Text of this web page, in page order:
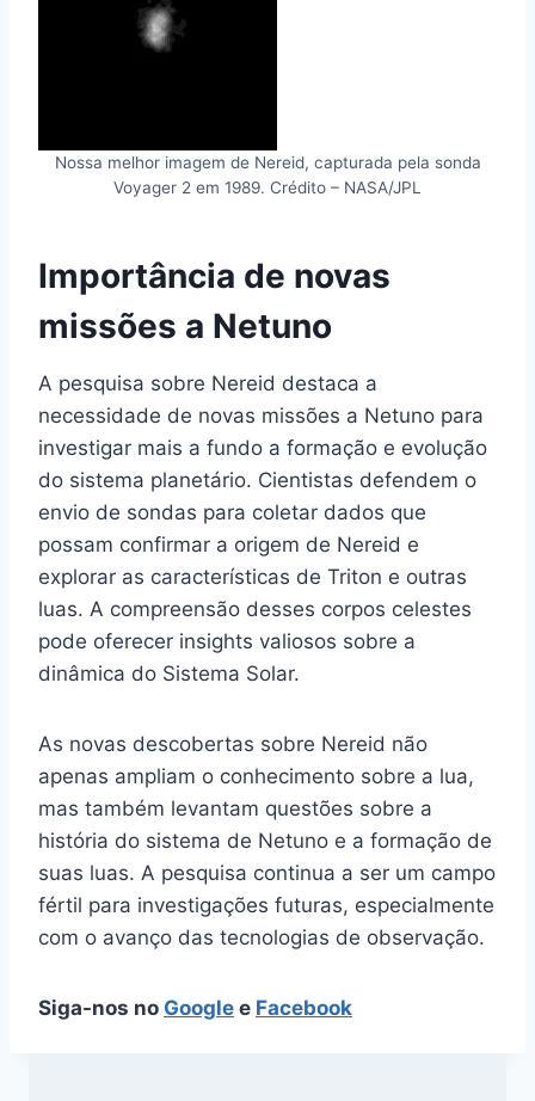
Nossa melhor imagem de Nereid, capturada pela sonda
Voyager 2 em 1989. Crédito – NASA/JPL
Importância de novas
missões a Netuno
A pesquisa sobre Nereid destaca a
necessidade de novas missões a Netuno para
investigar mais a fundo a formação e evolução
do sistema planetário. Cientistas defendem o
envio de sondas para coletar dados que
possam confirmar a origem de Nereid e
explorar as características de Triton e outras
luas. A compreensão desses corpos celestes
pode oferecer insights valiosos sobre a
dinâmica do Sistema Solar.
As novas descobertas sobre Nereid não
apenas ampliam o conhecimento sobre a lua,
mas também levantam questões sobre a
história do sistema de Netuno e a formação de
suas luas. A pesquisa continua a ser um campo
fértil para investigações futuras, especialmente
com o avanço das tecnologias de observação.
Siga-nos no Google e Facebook